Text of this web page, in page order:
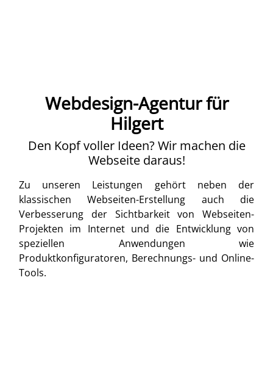
Webdesign-Agentur für
Hilgert
Den Kopf voller Ideen? Wir machen die
Webseite daraus!
Zu unseren Leistungen gehört neben der
klassischen Webseiten-Erstellung auch die
Verbesserung der Sichtbarkeit von Webseiten-
Projekten im Internet und die Entwicklung von
speziellen Anwendungen wie
Produktkonfiguratoren, Berechnungs- und Online-
Tools.